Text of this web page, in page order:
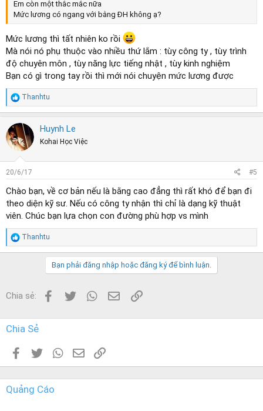
Em còn một thắc mắc nữa
Mức lương có ngang với bằng ĐH không ạ?
Mức lương thì tất nhiên ko rồi
Mà nói nó phụ thuộc vào nhiều thứ lắm : tùy công ty , tùy trình
độ chuyên môn , tùy năng lực tiếng nhật , tùy kinh nghiệm
Bạn có gì trong tay rồi thì mới nói chuyện mức lương được
R
e
a
c
t
i
o
n
s
Thanhtu
Huynh Le
Kohai Học Việc
20/6/17 #5
Chào bạn, về cơ bản nếu là bằng cao đẳng thì rất khó để bạn đi
theo diện kỹ sư. Nếu có công ty nhận thì chỉ là dạng kỹ thuật
viên. Chúc bạn lựa chọn con đường phù hợp vs mình
R
e
a
o
:
Thanhtu
Bạn phải đăng nhập hoặc đăng ký để bình luận.
Chia sẻ: Facebook
Twitter WhatsApp
EmailLink
Chia Sẻ
Facebook
TwitterWhatsApp
EmailLink
Quảng Cáo